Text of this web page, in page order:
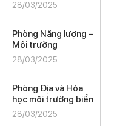
28/03/2025
Phòng Năng lượng –
Môi trường
28/03/2025
Phòng Địa và Hóa
học môi trường biển
28/03/2025